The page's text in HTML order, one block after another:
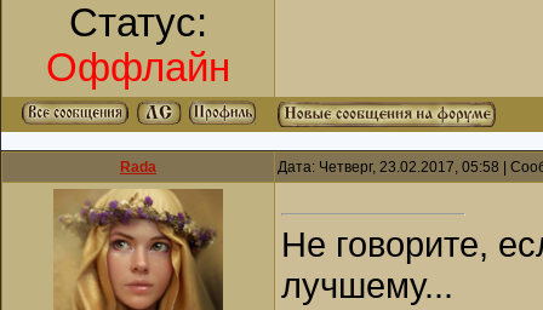
Статус:
Оффлайн
Rada Дата: Четверг, 23.02.2017, 05:58 |
Не говорите,
лучшему...